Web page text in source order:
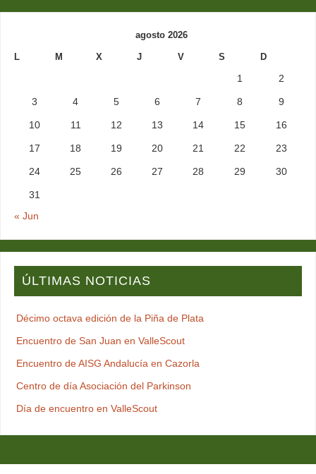
agosto 2026
L M X J V S D
1 2
3 4 5 6 7 8 9
10 11 12 13 14 15 16
17 18 19 20 21 22 23
24 25 26 27 28 29 30
31
« Jun
ÚLTIMAS NOTICIAS
Décimo octava edición de la Piña de Plata
Encuentro de San Juan en ValleScout
Encuentro de AISG Andalucía en Cazorla
Centro de día Asociación del Parkinson
Día de encuentro en ValleScout